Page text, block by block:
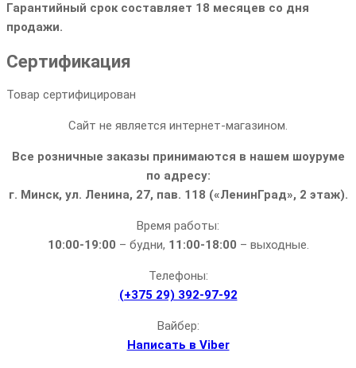
Гарантийный срок составляет 18 месяцев со дня
продажи.
Сертификация
Товар сертифицирован
Сайт не является интернет-магазином.
Все розничные заказы принимаются в нашем шоуруме
по адресу:
г. Минск, ул. Ленина, 27, пав. 118 («ЛенинГрад», 2 этаж).
Время работы:
10:00-19:00 – будни, 11:00-18:00 – выходные.
Телефоны:
(+375 29) 392-97-92
Вайбер:
Написать в Viber